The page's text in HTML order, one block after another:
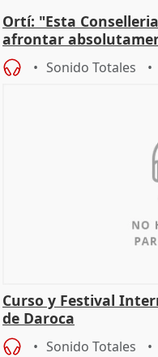
Ortí: "Esta
afrontar
Sonido Totales
Curso y Festival
de Daroca
Sonido Totales